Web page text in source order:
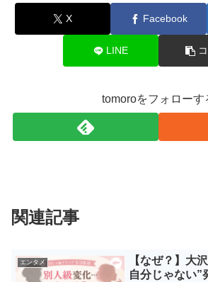
X Facebook
LINE
tomoroをフォローす
関連記事
エンタメ
【なぜ？】大
自分じゃない